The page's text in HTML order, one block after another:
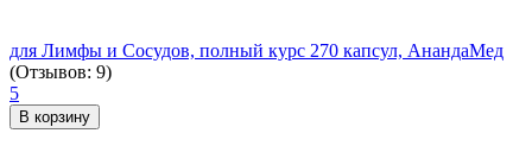
для Лимфы и Сосудов, полный курс 270 капсул, АнандаМед
(Отзывов: 9)
5
В корзину